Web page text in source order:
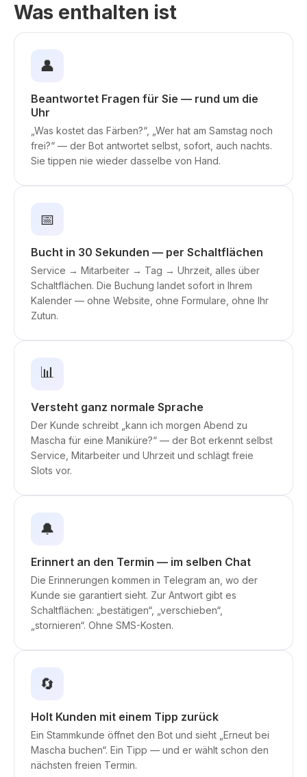
Was enthalten ist
👤
Beantwortet Fragen für Sie — rund um die
Uhr
„Was kostet das Färben?“, „Wer hat am Samstag noch
frei?“ — der Bot antwortet selbst, sofort, auch nachts.
Sie tippen nie wieder dasselbe von Hand.
📅
Bucht in 30 Sekunden — per Schaltflächen
Service → Mitarbeiter → Tag → Uhrzeit, alles über
Schaltflächen. Die Buchung landet sofort in Ihrem
Kalender — ohne Website, ohne Formulare, ohne Ihr
Zutun.
📊
Versteht ganz normale Sprache
Der Kunde schreibt „kann ich morgen Abend zu
Mascha für eine Maniküre?“ — der Bot erkennt selbst
Service, Mitarbeiter und Uhrzeit und schlägt freie
Slots vor.
🔔
Erinnert an den Termin — im selben Chat
Die Erinnerungen kommen in Telegram an, wo der
Kunde sie garantiert sieht. Zur Antwort gibt es
Schaltflächen: „bestätigen“, „verschieben“,
„stornieren“. Ohne SMS-Kosten.
🔄
Holt Kunden mit einem Tipp zurück
Ein Stammkunde öffnet den Bot und sieht „Erneut bei
Mascha buchen“. Ein Tipp — und er wählt schon den
nächsten freien Termin.